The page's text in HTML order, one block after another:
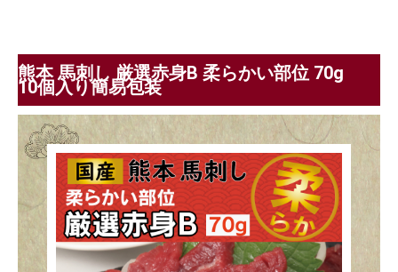
熊本 馬刺し 厳選赤身B 柔らかい部位 70g
10個入り簡易包装